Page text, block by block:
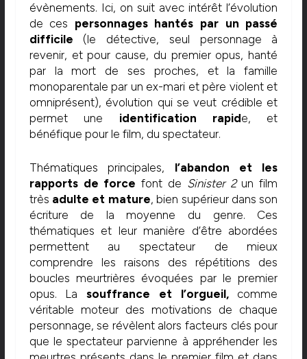
évènements. Ici, on suit avec intérêt l’évolution
de ces personnages hantés par un passé
difficile (le détective, seul personnage à
revenir, et pour cause, du premier opus, hanté
par la mort de ses proches, et la famille
monoparentale par un ex-mari et père violent et
omniprésent), évolution qui se veut crédible et
permet une identification rapide, et
bénéfique pour le film, du spectateur.
Thématiques principales, l’abandon et les
rapports de force font de Sinister 2un film
très adulte et mature, bien supérieur dans son
écriture de la moyenne du genre. Ces
thématiques et leur manière d’être abordées
permettent au spectateur de mieux
comprendre les raisons des répétitions des
boucles meurtrières évoquées par le premier
opus. Lasouffrance et l’orgueil,comme
véritable moteur des motivations de chaque
personnage, se révèlent alors facteurs clés pour
que le spectateur parvienne à appréhender les